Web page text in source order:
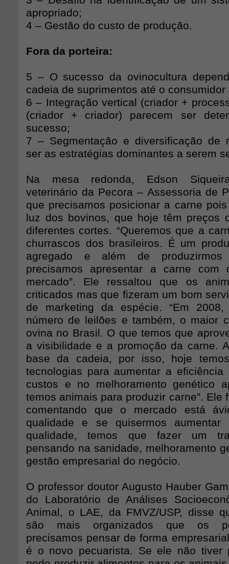
apropriado;
4 – Gestão do custo de produção.
Fora da porteira:
5 – O sucesso da ovinocultura
cadeia de suprimentos até o consumidor
6 – Integração vertical (criador +
(criador + criador) parecem ser
sucesso;
7 – Segmentação e diversificação de
ser as estratégias dominantes a serem
Na mesa redonda, Edson
veterinário da Pecora – Assessoria de
que precisamos posicionar a carne
luz dos bovinos, que hoje têm preços
diferentes cortes. “Queremos que a
churrascos dos brasileiros. É um
agregado e além de produzirmos
precisamos apresentar a carne com
mercado”. Ele ressaltou que os
criticados mas que fizeram um bom
de marketing da espécie. “Em
número de leilões e também, o maior
ovina no Brasil. O que temos que
a visibilidade e a promoção da carne.
base da cadeia, por isso, hoje
tecnologias para aumentar a eficiência
custos e no melhoramento genético
temos animais para produzir carne”. Ele
comentando que o mercado está
qualidade e se quisermos aumentar
qualidade, temos que fazer um
pensando na sanidade, melhoramento
gestão empresarial do negócio.
O professor doutor Augusto Hauber
do Laboratório de Análises
Animal, o LAE, da FMVZ/USP, disse
são mais organizados que os
precisamos pensar de forma
é o novo pecuarista. Se ele não tiver